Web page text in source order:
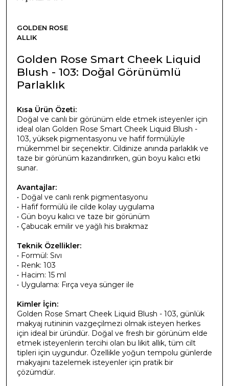
GOLDEN ROSE
ALLIK
Golden Rose Smart Cheek Liquid
Blush - 103: Doğal Görünümlü
Parlaklık
Kısa Ürün Özeti:
Doğal ve canlı bir görünüm elde etmek isteyenler için
ideal olan Golden Rose Smart Cheek Liquid Blush -
103, yüksek pigmentasyonu ve hafif formülüyle
mükemmel bir seçenektir. Cildinize anında parlaklık ve
taze bir görünüm kazandırırken, gün boyu kalıcı etki
sunar.
Avantajlar:
• Doğal ve canlı renk pigmentasyonu
• Hafif formülü ile cilde kolay uygulama
• Gün boyu kalıcı ve taze bir görünüm
• Çabucak emilir ve yağlı his bırakmaz
Teknik Özellikler:
• Formül: Sıvı
• Renk: 103
• Hacim: 15 ml
• Uygulama: Fırça veya sünger ile
Kimler İçin:
Golden Rose Smart Cheek Liquid Blush - 103, günlük
makyaj rutininin vazgeçilmezi olmak isteyen herkes
için ideal bir üründür. Doğal ve fresh bir görünüm elde
etmek isteyenlerin tercihi olan bu likit allık, tüm cilt
tipleri için uygundur. Özellikle yoğun tempolu günlerde
makyajını tazelemek isteyenler için pratik bir
çözümdür.